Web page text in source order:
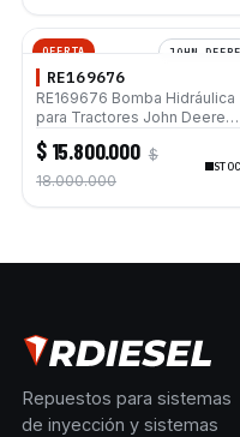
OFERTA JOHN DEERE
RE169676
RE169676 Bomba Hidráulica
para Tractores John Deere
9100 9320 9460R 9520 9630
$ 15.800.000 $
18.000.000
Repuestos para sistemas
de inyección y sistemas